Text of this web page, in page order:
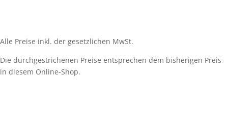
Alle Preise inkl. der gesetzlichen MwSt.
Die durchgestrichenen Preise entsprechen dem bisherigen Preis
in diesem Online-Shop.